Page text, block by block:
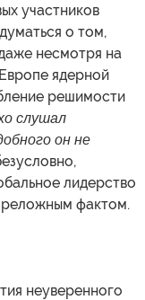
участников
о том,
несмотря на
ядерной
решимости
слушал
он не
лидерство
фактом.
неуверенного